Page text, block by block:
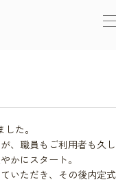
た。
、職員もご利用者も久し
かにスタート。
いただき、その後内定式